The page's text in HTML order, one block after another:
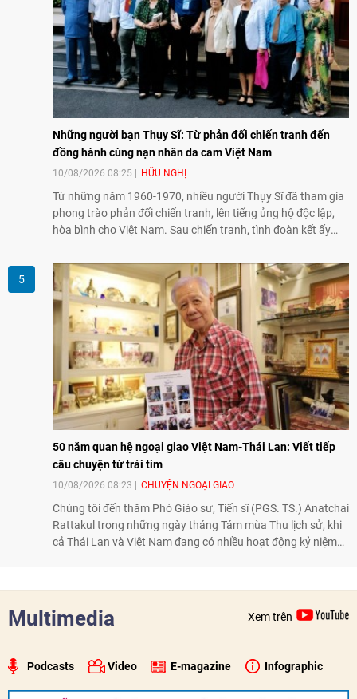
Những người bạn Thụy Sĩ: Từ phản đối chiến tranh đến
đồng hành cùng nạn nhân da cam Việt Nam
10/08/2026 08:25 HỮU NGHỊ
Từ những năm 1960-1970, nhiều người Thụy Sĩ đã tham gia
phong trào phản đối chiến tranh, lên tiếng ủng hộ độc lập,
hòa bình cho Việt Nam. Sau chiến tranh, tình đoàn kết ấy
đồng hành với những người còn chịu hậu quả chiến tranh,
trong đó có các nạn nhân chất độc da cam/dioxin.
50 năm quan hệ ngoại giao Việt Nam-Thái Lan: Viết tiếp
câu chuyện từ trái tim
10/08/2026 08:23 CHUYỆN NGOẠI GIAO
Chúng tôi đến thăm Phó Giáo sư, Tiến sĩ (PGS. TS.) Anatchai
Rattakul trong những ngày tháng Tám mùa Thu lịch sử, khi
cả Thái Lan và Việt Nam đang có nhiều hoạt động kỷ niệm
giao Bhichai Rattakul, được giao nhiệm vụ cải thiện quan hệ
của Thái Lan với các nước láng giềng, trong đó có Việt Nam.
Với một trái tim chân thành và thiện chí, ông Bhichai
Rattakul đã góp phần đưa quan hệ Thái Lan - Việt Nam
sang một trang mới.
Multimedia Xem trên
Podcasts Video E-magazine Infographic